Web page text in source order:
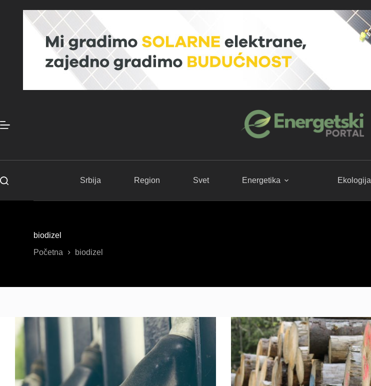
Srbija Region Svet Energetika Ekologija
biodizel
Početna
biodizel